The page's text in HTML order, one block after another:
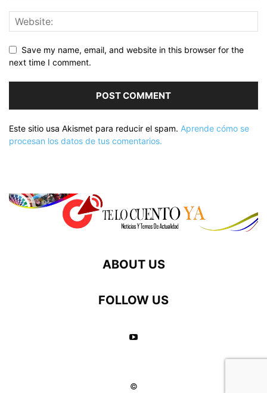
Save my name, email, and website in this browser for the
next time I comment.
Este sitio usa Akismet para reducir el spam. Aprende cómo se
procesan los datos de tus comentarios.
ABOUT US
FOLLOW US
©